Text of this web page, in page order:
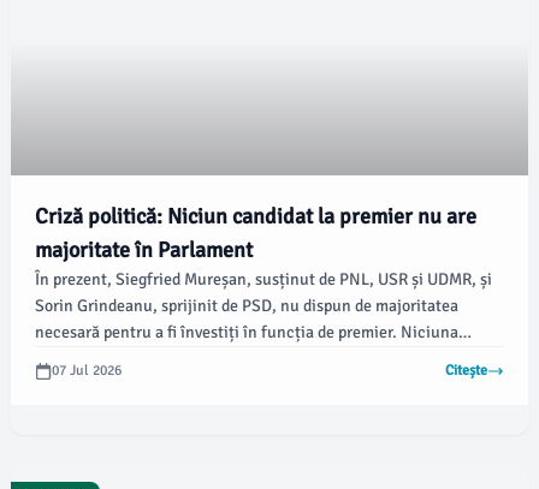
Criză politică: Niciun candidat la premier nu are
majoritate în Parlament
În prezent, Siegfried Mureșan, susținut de PNL, USR și UDMR, și
Sorin Grindeanu, sprijinit de PSD, nu dispun de majoritatea
necesară pentru a fi învestiți în funcția de premier. Niciuna
dintre cele două propuneri nu poate să obțină sprijin suplimentar
pentru a depăși pragul de voturi cerut, arată newsbv.ro.
07 Jul 2026 Citește